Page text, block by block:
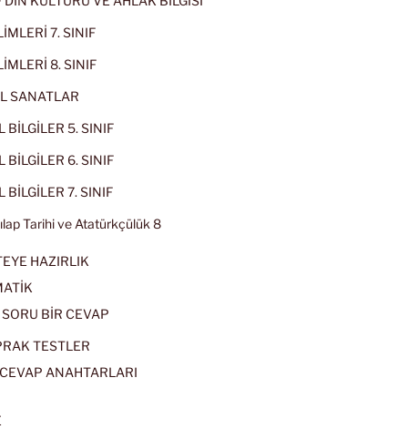
7. SINIF
8. SINIF
SANATLAR
BİLGİLER 5. SINIF
BİLGİLER 6. SINIF
BİLGİLER 7. SINIF
Tarihi ve Atatürkçülük 8
HAZIRLIK
BİR CEVAP
TESTLER
ANAHTARLARI